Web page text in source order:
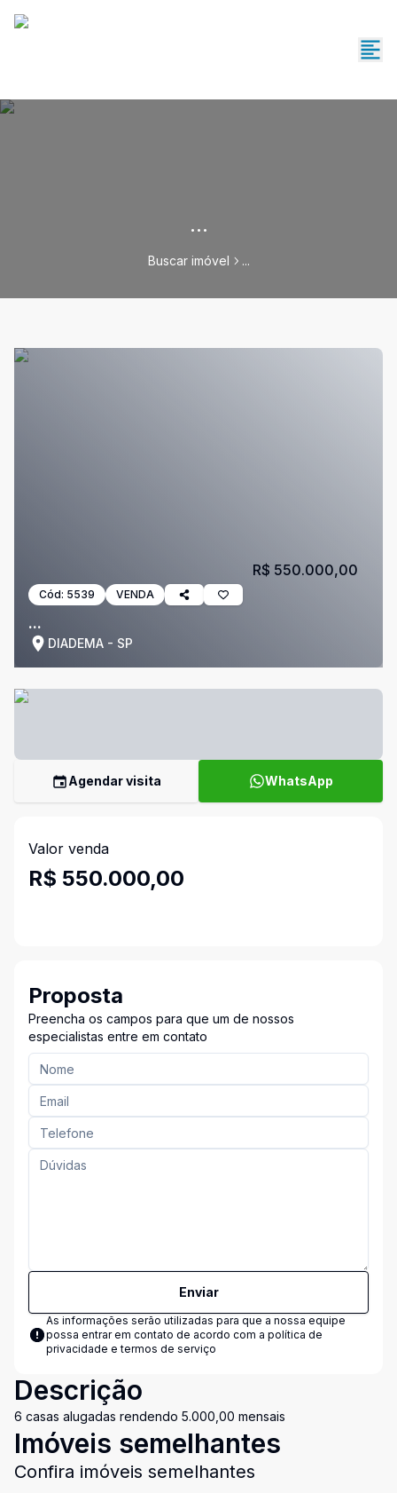
...
Buscar imóvel ...
Cód: 5539 VENDA
...
DIADEMA - SP
R$ 550.000,00
Agendar visita WhatsApp
Valor venda
R$ 550.000,00
Proposta
Preencha os campos para que um de nossos
especialistas entre em contato
Enviar
As informações serão utilizadas para que a nossa equipe
possa entrar em contato de acordo com a política de
privacidade e termos de serviço
Descrição
6 casas alugadas rendendo 5.000,00 mensais
Imóveis semelhantes
Confira imóveis semelhantes